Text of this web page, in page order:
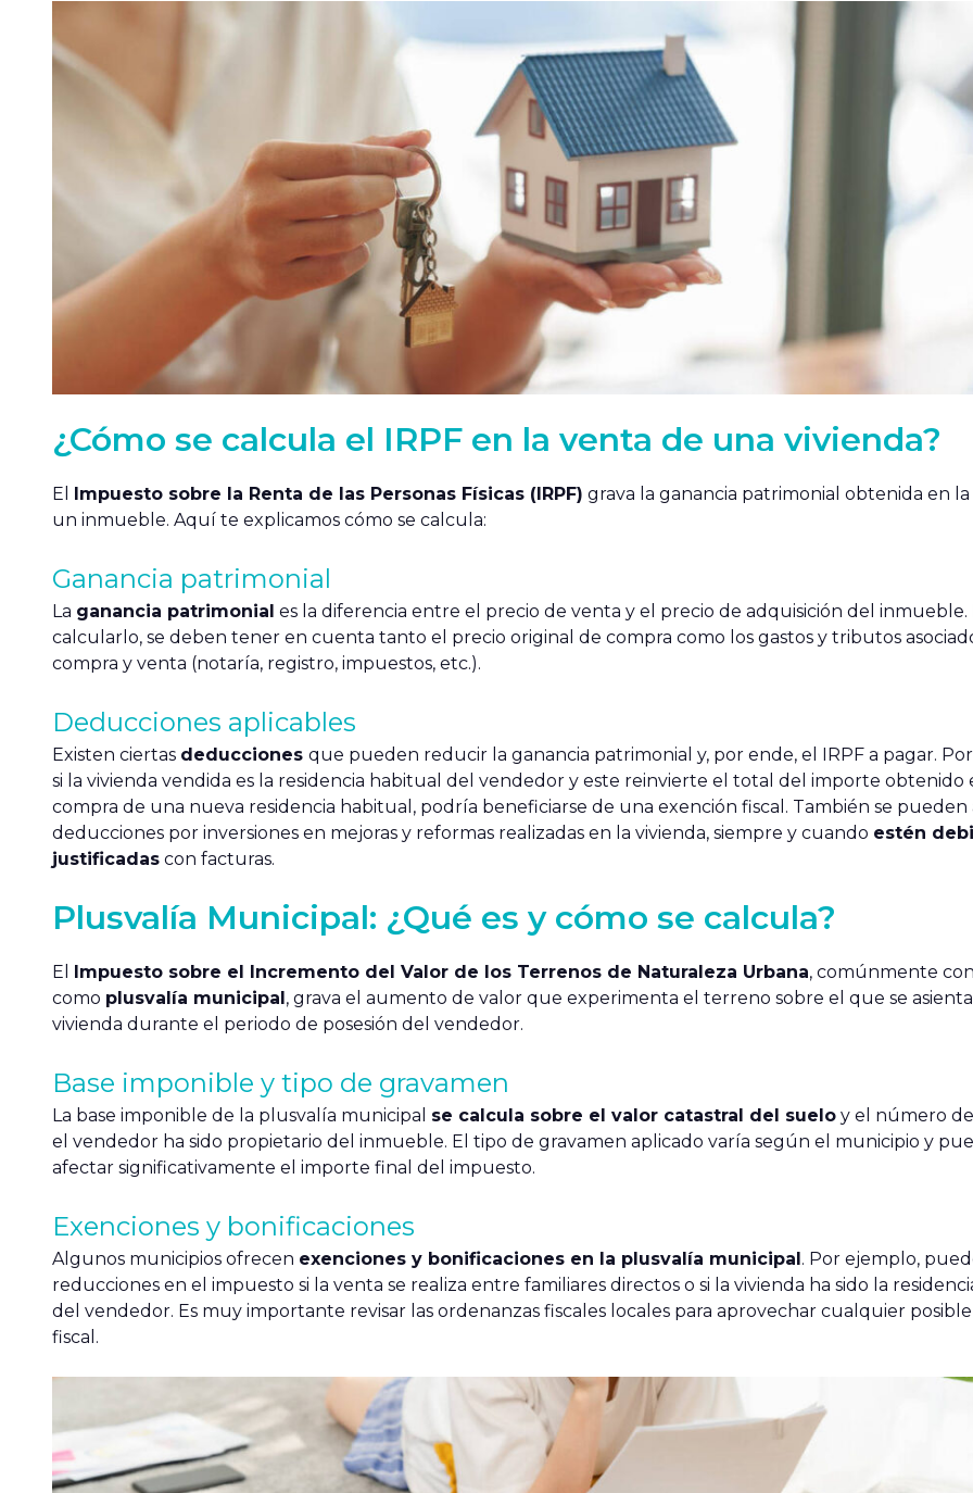
¿Cómo se calcula el IRPF en la venta de una vivienda?
El Impuesto sobre la Renta de las Personas Físicas (IRPF) grava la ganancia patrimonial obtenida en
un inmueble. Aquí te explicamos cómo se calcula:
Ganancia patrimonial
La ganancia patrimonial es la diferencia entre el precio de venta y el precio de adquisición del inmueble.
calcularlo, se deben tener en cuenta tanto el precio original de compra como los gastos y tributos
compra y venta (notaría, registro, impuestos, etc.).
Deducciones aplicables
Existen ciertas deducciones que pueden reducir la ganancia patrimonial y, por ende, el IRPF a pagar.
si la vivienda vendida es la residencia habitual del vendedor y este reinvierte el total del importe obtenido
compra de una nueva residencia habitual, podría beneficiarse de una exención fiscal. También se pueden
deducciones por inversiones en mejoras y reformas realizadas en la vivienda, siempre y cuando estén
justificadas con facturas.
Plusvalía Municipal: ¿Qué es y cómo se calcula?
El Impuesto sobre el Incremento del Valor de los Terrenos de Naturaleza Urbana, comúnmente
como plusvalía municipal , grava el aumento de valor que experimenta el terreno sobre el que se
vivienda durante el periodo de posesión del vendedor.
Base imponible y tipo de gravamen
La base imponible de la plusvalía municipal se calcula sobre el valor catastral del suelo y el número
el vendedor ha sido propietario del inmueble. El tipo de gravamen aplicado varía según el municipio y
afectar significativamente el importe final del impuesto.
Exenciones y bonificaciones
Algunos municipios ofrecen exenciones y bonificaciones en la plusvalía municipal . Por ejemplo,
reducciones en el impuesto si la venta se realiza entre familiares directos o si la vivienda ha sido la
del vendedor. Es muy importante revisar las ordenanzas fiscales locales para aprovechar cualquier
fiscal.